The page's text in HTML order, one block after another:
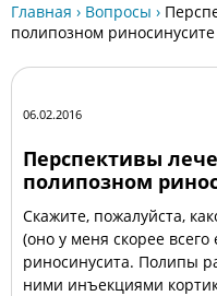
Главная › Вопросы ›
полипозном риносинусите
06.02.2016
Перспективы
полипозном
Скажите, пожалуйста,
(оно у меня скорее
риносинусита. Полипы
ними инъекциями